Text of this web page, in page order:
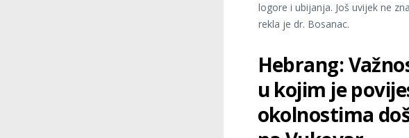
logore i ubijanja. Još uvijek ne
rekla je dr. Bosanac.
Hebrang:
u kojim je
okolnostima